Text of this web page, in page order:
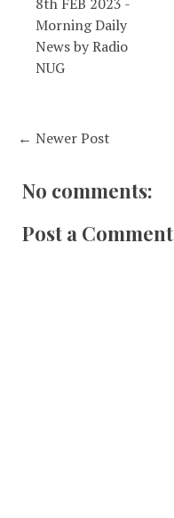
Morning Daily
News by Radio
NUG
← Newer Post
No comments:
Post a Comment